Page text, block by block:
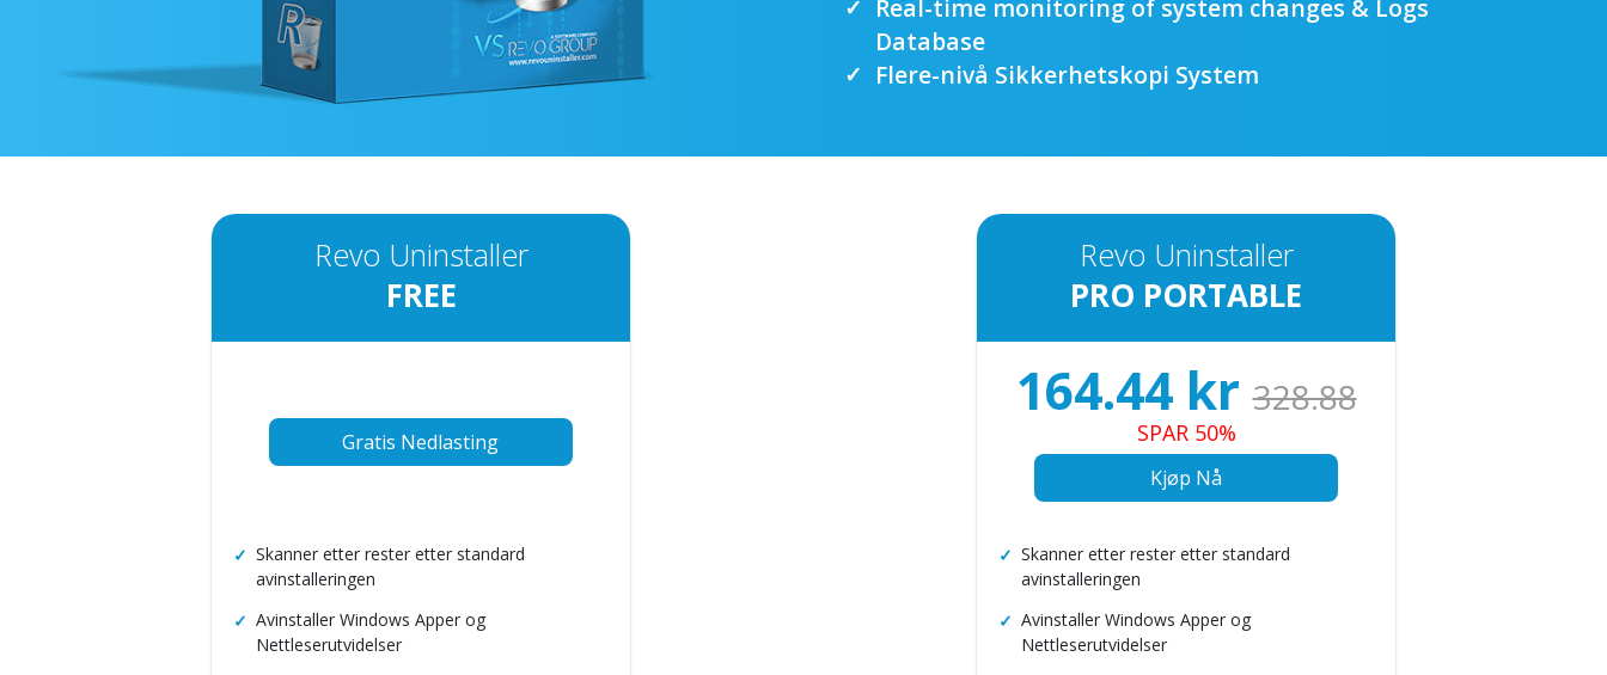
Real-time monitoring of system changes & Logs
Database
Flere-nivå Sikkerhetskopi System
Revo Uninstaller
FREE
Gratis Nedlasting
Skanner etter rester etter standard
avinstalleringen
Avinstaller Windows Apper og
Nettleserutvidelser
Revo Uninstaller
PRO PORTABLE
164.44 kr 328.88
SPAR 50%
Kjøp Nå
Skanner etter rester etter standard
avinstalleringen
Avinstaller Windows Apper og
Nettleserutvidelser